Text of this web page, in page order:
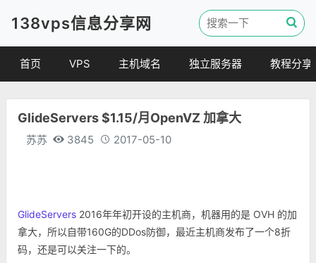
138vps信息分享网
首页 VPS
便宜VPS
VPS评测
主机域名
虚拟主机
独立服务器 教程分享
GlideServers $1.15/月OpenVZ 加拿大
苏苏 3845 2017-05-10
GlideServers 2016年年初开设的主机商，机器用的是 OVH 的加
拿大，所以自带160G的DDos防御，最近主机商发布了一个8折
码，还是可以关注一下的。